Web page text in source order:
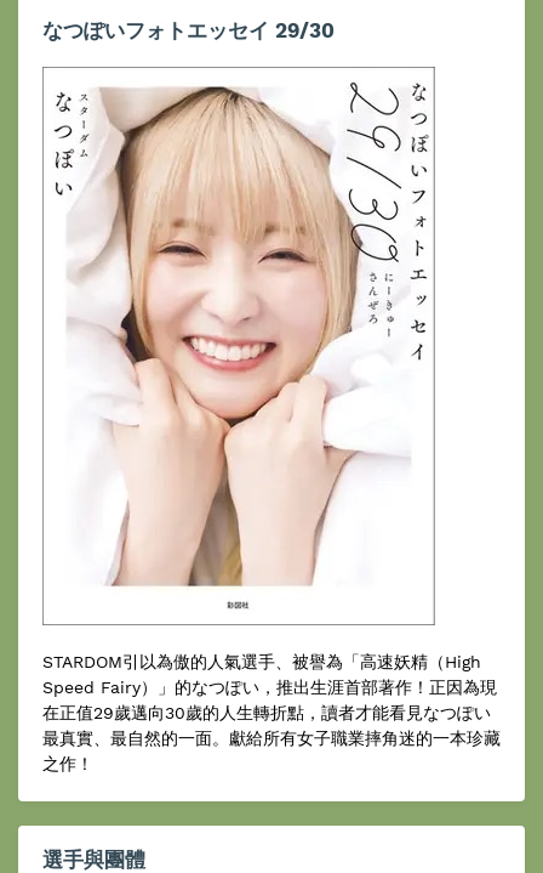
なつぽいフォトエッセイ 29/30
STARDOM引以為傲的人氣選手、被譽為「高速妖精（High
Speed Fairy）」的なつぽい，推出生涯首部著作！正因為現
在正值29歲邁向30歲的人生轉折點，讀者才能看見なつぽい
最真實、最自然的一面。獻給所有女子職業摔角迷的一本珍藏
之作！
選手與團體